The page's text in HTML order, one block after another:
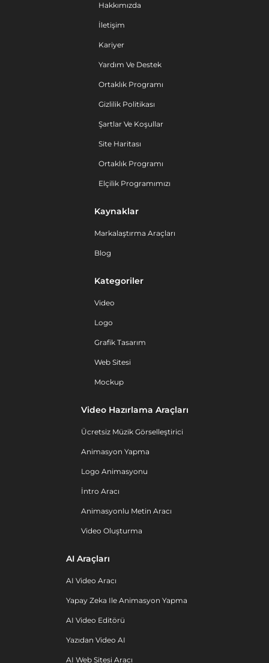
Hakkımızda
İletişim
Kariyer
Yardım Ve Destek
Ortaklık Programı
Gizlilik Politikası
Şartlar Ve Koşullar
Site Haritası
Ortaklık Programı
Elçilik Programımızı
Kaynaklar
Markalaştırma Araçları
Blog
Kategoriler
Video
Logo
Grafik Tasarım
Web Sitesi
Mockup
Video Hazırlama Araçları
Ücretsiz Müzik Görselleştirici
Animasyon Yapma
Logo Animasyonu
İntro Aracı
Animasyonlu Metin Aracı
Video Oluşturma
AI Araçları
AI Video Aracı
Yapay Zeka Ile Animasyon Yapma
AI Video Editörü
Yazıdan Video AI
AI Web Sitesi Aracı